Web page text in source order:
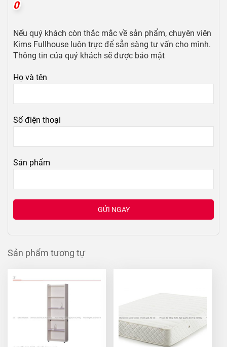
0
0
Nếu quý khách còn thắc mắc về sản phẩm, chuyên viên
Kims Fullhouse luôn trực để sẵn sàng tư vấn cho mình.
Thông tin của quý khách sẽ được bảo mật
Họ và tên
Số điện thoại
Sản phẩm
Sản phẩm tương tự